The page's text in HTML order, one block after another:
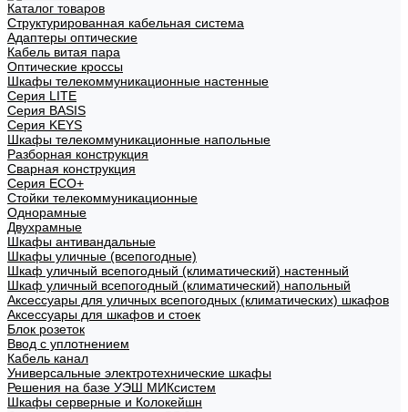
Каталог товаров
Структурированная кабельная система
Адаптеры оптические
Кабель витая пара
Оптические кроссы
Шкафы телекоммуникационные настенные
Cерия LITE
Cерия BASIS
Cерия KEYS
Шкафы телекоммуникационные напольные
Разборная конструкция
Сварная конструкция
Серия ECO+
Стойки телекоммуникационные
Однорамные
Двухрамные
Шкафы антивандальные
Шкафы уличные (всепогодные)
Шкаф уличный всепогодный (климатический) настенный
Шкаф уличный всепогодный (климатический) напольный
Аксессуары для уличных всепогодных (климатических) шкафов
Аксессуары для шкафов и стоек
Блок розеток
Ввод с уплотнением
Кабель канал
Универсальные электротехнические шкафы
Решения на базе УЭШ МИКсистем
Шкафы серверные и Колокейшн